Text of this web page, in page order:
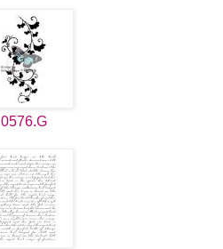
0576.G